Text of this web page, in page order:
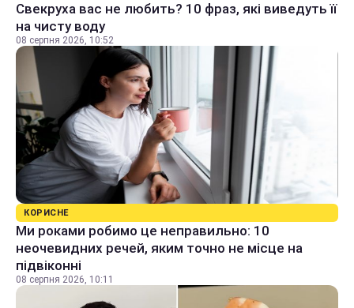
Свекруха вас не любить? 10 фраз, які виведуть її
на чисту воду
08 серпня 2026, 10:52
КОРИСНЕ
Ми роками робимо це неправильно: 10
неочевидних речей, яким точно не місце на
підвіконні
08 серпня 2026, 10:11